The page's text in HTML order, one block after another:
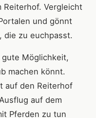
Reiterhof. Vergleicht
und gönnt
die zu euchpasst.
Möglichkeit,
machen könnt.
auf den Reiterhof
auf dem
Pferden zu tun